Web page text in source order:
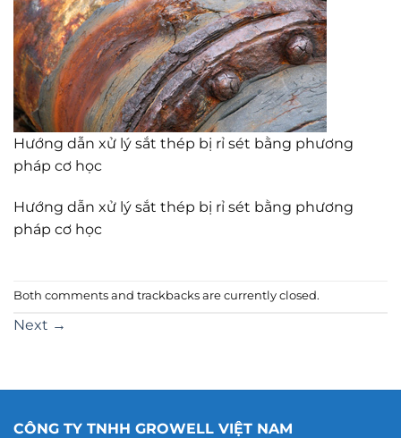
Hướng dẫn xử lý sắt thép bị rỉ sét bằng phương
pháp cơ học
Hướng dẫn xử lý sắt thép bị rỉ sét bằng phương
pháp cơ học
Both comments and trackbacks are currently closed.
Next →
CÔNG TY TNHH GROWELL VIỆT NAM